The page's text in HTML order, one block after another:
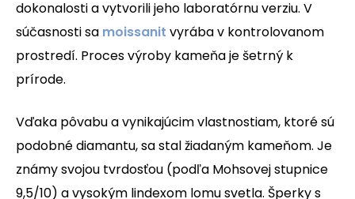
dokonalosti a vytvorili jeho laboratórnu verziu. V
súčasnosti sa moissanit vyrába v kontrolovanom
prostredí. Proces výroby kameňa je šetrný k
prírode.
Vďaka pôvabu a vynikajúcim vlastnostiam, ktoré sú
podobné diamantu, sa stal žiadaným kameňom. Je
známy svojou tvrdosťou (podľa Mohsovej stupnice
9,5/10) a vysokým lindexom lomu svetla. Šperky s